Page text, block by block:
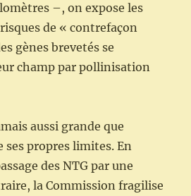
–, on expose les
de « contrefaçon
gènes brevetés se
champ par pollinisation
aussi grande que
ses propres limites. En
des NTG par une
la Commission fragilise